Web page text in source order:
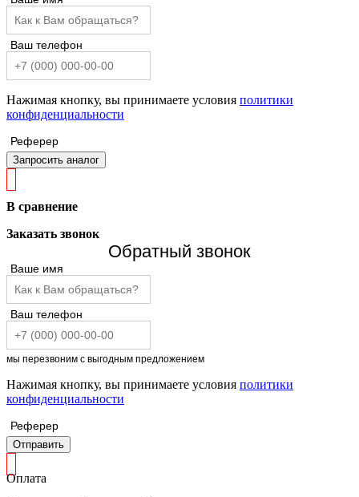
Ваш телефон
Нажимая кнопку, вы принимаете условия политики
конфиденциальности
Реферер
Запросить аналог
В сравнение
Заказать звонок
Обратный звонок
Ваше имя
Ваш телефон
мы перезвоним с выгодным предложением
Нажимая кнопку, вы принимаете условия политики
конфиденциальности
Реферер
Отправить
Оплата